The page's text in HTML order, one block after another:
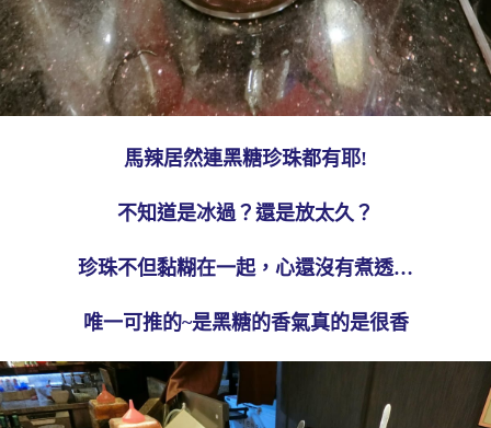
馬辣居然連黑糖珍珠都有耶!
不知道是冰過？還是放太久？
珍珠不但黏糊在一起，心還沒有煮透…
唯一可推的~是黑糖的香氣真的是很香